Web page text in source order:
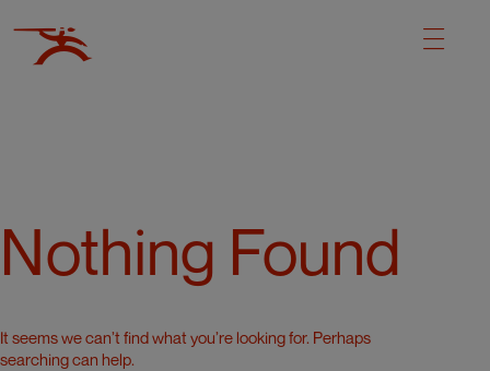
Nothing Found
It seems we can’t find what you’re looking for. Perhaps
searching can help.